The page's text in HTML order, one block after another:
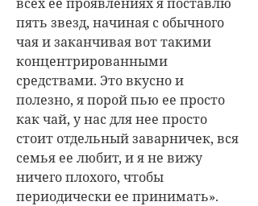
пять звезд, начиная с обычного
чая и заканчивая вот такими
концентрированными
средствами. Это вкусно и
полезно, я порой пью ее просто
как чай, у нас для нее просто
стоит отдельный заварничек, вся
семья ее любит, и я не вижу
ничего плохого, чтобы
периодически ее принимать».